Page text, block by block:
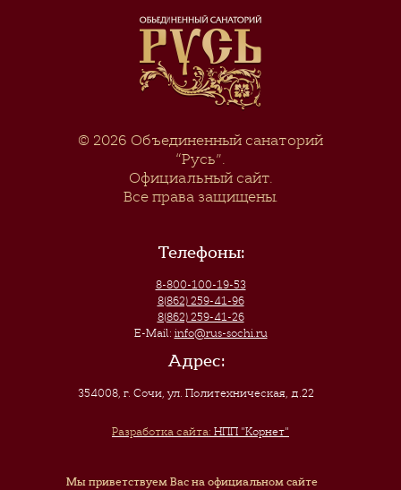
© 2026 Объединенный санаторий
“Русь”.
Официальный сайт.
Все права защищены.
Телефоны:
8-800-100-19-53
8(862) 259-41-96
8(862) 259-41-26
E-Mail: info@rus-sochi.ru
Адрес:
354008, г. Сочи,ул. Политехническая, д.22
Разработка сайта: НПП "Корнет"
Мы приветствуем Вас на официальном сайте